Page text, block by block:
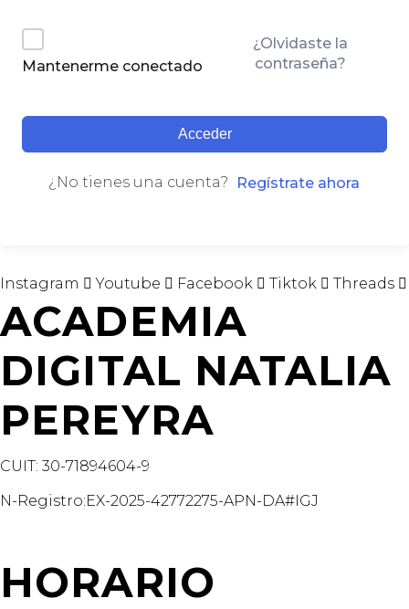
Mantenerme conectado
¿Olvidaste la
contraseña?
Acceder
¿No tienes una cuenta? Regístrate ahora
Instagram Youtube Facebook Tiktok Threads
ACADEMIA
DIGITAL NATALIA
PEREYRA
CUIT: 30-71894604-9
N-Registro:EX-2025-42772275-APN-DA#IGJ
HORARIO